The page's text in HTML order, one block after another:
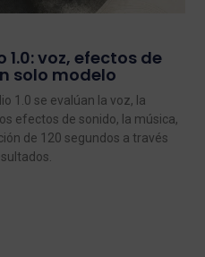
1.0: voz, efectos de
solo modelo
1.0 se evalúan la voz, la
efectos de sonido, la música,
de 120 segundos a través